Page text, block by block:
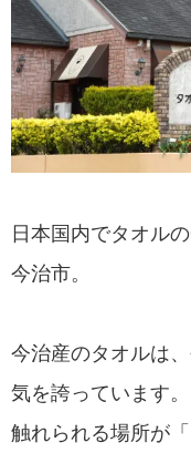
日本国内でタオル
今治市。
今治産のタオルは
気を誇っています
触れられる場所が